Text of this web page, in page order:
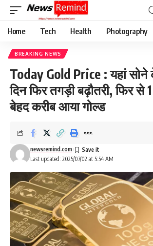
Home Tech Health Photography
BREAKING NEWS
Today Gold Price : यहां सोने
दिन फिर तगड़ी बढ़ौतरी, फिर से
बेहद करीब आया गोल्ड
Last updated: 2025/07/02 at 5:54 AM
newsremind.com